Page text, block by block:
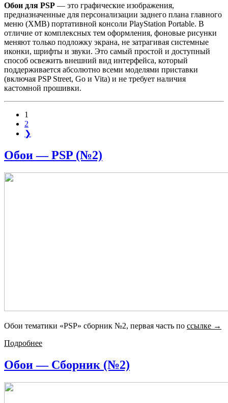
Обои для PSP — это графические изображения,
предназначенные для персонализации заднего плана главного
меню (XMB) портативной консоли PlayStation Portable. В
отличие от комплексных тем оформления, фоновые рисунки
меняют только подложку экрана, не затрагивая системные
иконки, шрифты и звуки. Это самый простой и доступный
способ освежить внешний вид интерфейса, который
поддерживается абсолютно всеми моделями приставки
(включая PSP Street, Go и Vita) и не требует наличия
кастомной прошивки.
1
2
❯
Обои — PSP (№2)
Обои тематики «PSP» сборник №2, первая часть по ссылке →
Подробнее
Обои — Сборник (№2)